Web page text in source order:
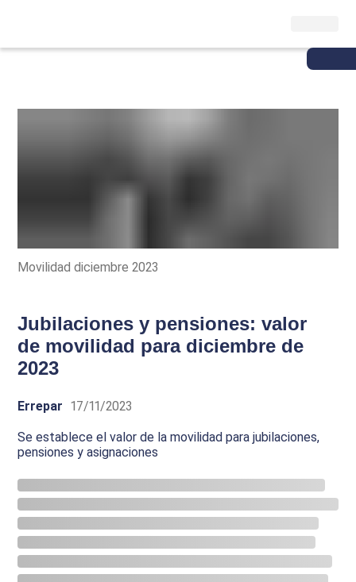
Movilidad diciembre 2023
Jubilaciones y pensiones: valor
de movilidad para diciembre de
2023
Errepar 17/11/2023
Se establece el valor de la movilidad para jubilaciones,
pensiones y asignaciones